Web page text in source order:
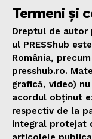
Termeni și
Dreptul de
ul PRESShub
România,
presshub.ro.
grafică, video)
acordul obținut
respectiv de la
integral protejat